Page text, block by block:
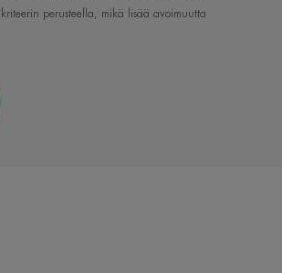
erityistarpeet.
perusteella, mikä lisää avoimuutta